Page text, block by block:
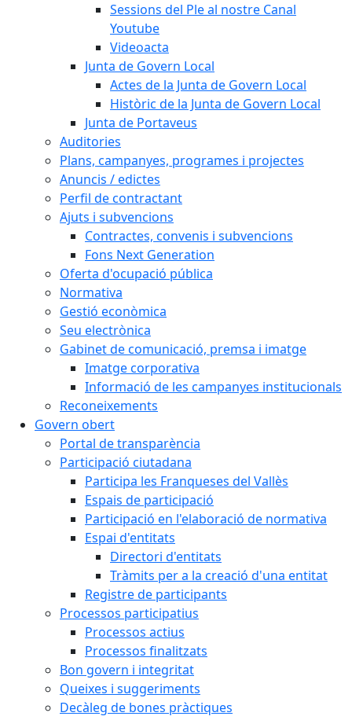
Sessions del Ple al nostre Canal
Youtube
Videoacta
Junta de Govern Local
Actes de la Junta de Govern Local
Històric de la Junta de Govern Local
Junta de Portaveus
Auditories
Plans, campanyes, programes i projectes
Anuncis / edictes
Perfil de contractant
Ajuts i subvencions
Contractes, convenis i subvencions
Fons Next Generation
Oferta d'ocupació pública
Normativa
Gestió econòmica
Seu electrònica
Gabinet de comunicació, premsa i imatge
Imatge corporativa
Informació de les campanyes institucionals
Reconeixements
Govern obert
Portal de transparència
Participació ciutadana
Participa les Franqueses del Vallès
Espais de participació
Participació en l'elaboració de normativa
Espai d'entitats
Directori d'entitats
Tràmits per a la creació d'una entitat
Registre de participants
Processos participatius
Processos actius
Processos finalitzats
Bon govern i integritat
Queixes i suggeriments
Decàleg de bones pràctiques